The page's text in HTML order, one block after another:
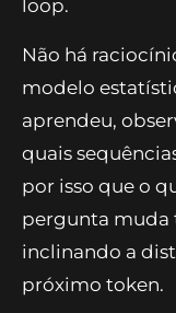
loop.
Não há
modelo
aprendeu,
quais
por isso que o
pergunta muda
inclinando a
próximo token.